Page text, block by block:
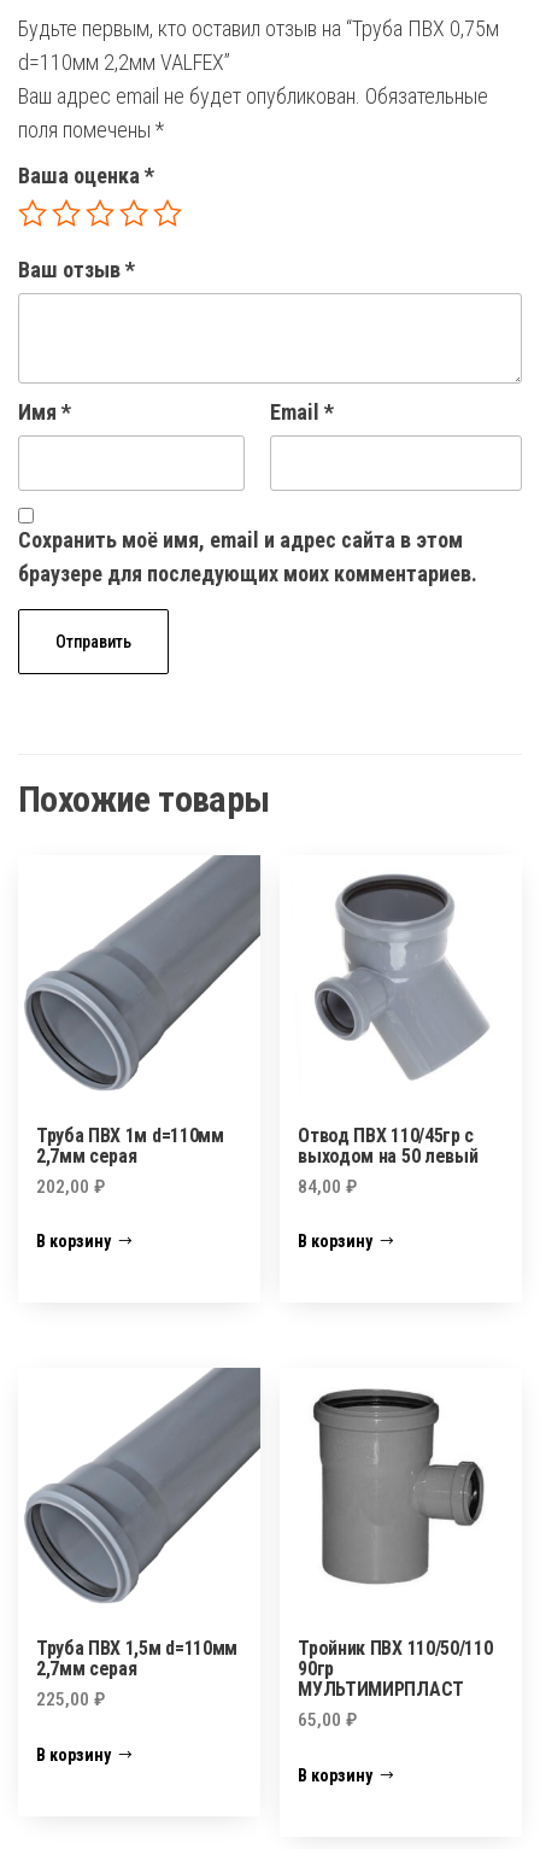
Будьте первым, кто оставил отзыв на “Труба ПВХ 0,75м
d=110мм 2,2мм VALFEX”
Ваш адрес email не будет опубликован. Обязательные
поля помечены *
Ваша оценка *
Ваш отзыв*
Имя * Email *
Сохранить моё имя, email и адрес сайта в этом
браузере для последующих моих комментариев.
Похожие товары
Труба ПВХ 1м d=110мм
2,7мм серая
202,00 ₽
В корзину
Отвод ПВХ 110/45гр с
выходом на 50 левый
84,00₽
В корзину
Труба ПВХ 1,5м d=110мм
2,7мм серая
225,00 ₽
В корзину
Тройник ПВХ 110/50/110
90гр
МУЛЬТИМИРПЛАСТ
65,00₽
В корзину